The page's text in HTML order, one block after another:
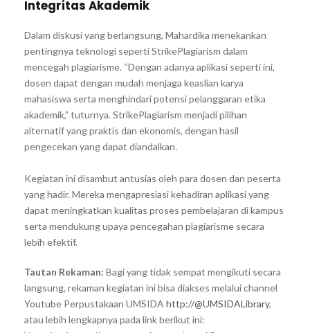
Integritas Akademik
Dalam diskusi yang berlangsung, Mahardika menekankan
pentingnya teknologi seperti StrikePlagiarism dalam
mencegah plagiarisme. “Dengan adanya aplikasi seperti ini,
dosen dapat dengan mudah menjaga keaslian karya
mahasiswa serta menghindari potensi pelanggaran etika
akademik,” tuturnya. StrikePlagiarism menjadi pilihan
alternatif yang praktis dan ekonomis, dengan hasil
pengecekan yang dapat diandalkan.
Kegiatan ini disambut antusias oleh para dosen dan peserta
yang hadir. Mereka mengapresiasi kehadiran aplikasi yang
dapat meningkatkan kualitas proses pembelajaran di kampus
serta mendukung upaya pencegahan plagiarisme secara
lebih efektif.
Tautan Rekaman: Bagi yang tidak sempat mengikuti secara
langsung, rekaman kegiatan ini bisa diakses melalui channel
Youtube Perpustakaan UMSIDA http://@UMSIDALibrary,
atau lebih lengkapnya pada link berikut ini: